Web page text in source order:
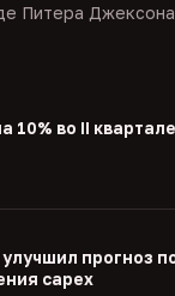
Питера
10% во II
прогноз
capex